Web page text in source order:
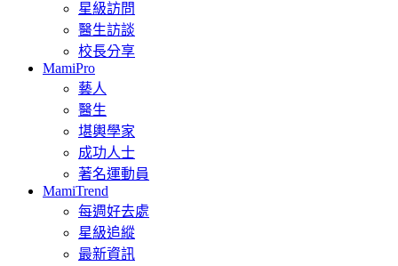
星級訪問
醫生訪談
校長分享
MamiPro
藝人
醫生
堪輿學家
成功人士
著名運動員
MamiTrend
每週好去處
星級追縱
最新資訊